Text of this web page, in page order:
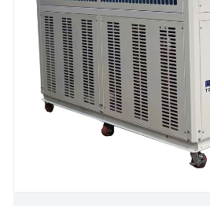
przenośnika w Chinach.